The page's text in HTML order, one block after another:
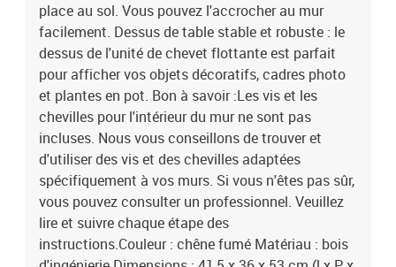
place au sol. Vous pouvez l'accrocher au mur
facilement. Dessus de table stable et robuste : le
dessus de l'unité de chevet flottante est parfait
pour afficher vos objets décoratifs, cadres photo
et plantes en pot. Bon à savoir :Les vis et les
chevilles pour l'intérieur du mur ne sont pas
incluses. Nous vous conseillons de trouver et
d'utiliser des vis et des chevilles adaptées
spécifiquement à vos murs. Si vous n'êtes pas sûr,
vous pouvez consulter un professionnel. Veuillez
lire et suivre chaque étape des
instructions.Couleur : chêne fumé Matériau : bois